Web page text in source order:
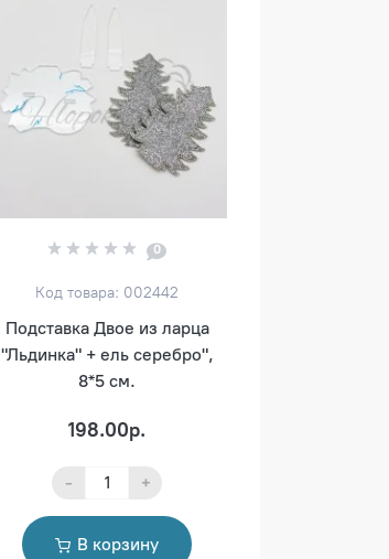
0
Код товара: 002442
Подставка Двое из ларца
"Льдинка" + ель серебро",
8*5 см.
198.00р.
- +
В корзину